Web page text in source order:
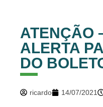
ATENÇÃO
ALERTA
DO
ricardo 14/07/2021